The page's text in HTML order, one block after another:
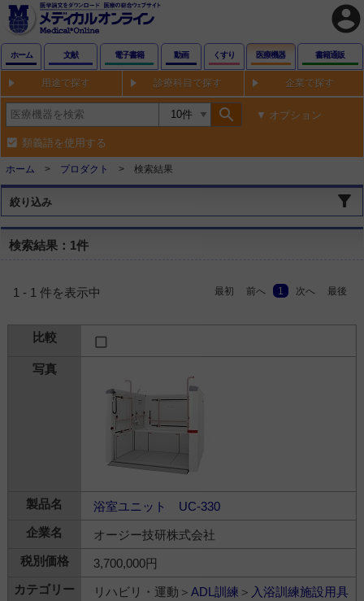
account_circle
ホーム 文献 電子書籍 動画 くすり 医療機器 書籍通販
用途で探す 診療科目で探す 企業で探す
search オプション
類義語を使用する
ホーム プロダクト 検索結果
絞り込み
検索結果：1件
1 - 1 件を表示中 最初 前へ 1 次へ 最後
浴室ユニット UC-330
オージー技研株式会社
3,700,000円
リハビリ・運動＞ ADL訓練 ＞ 入浴訓練施設用具